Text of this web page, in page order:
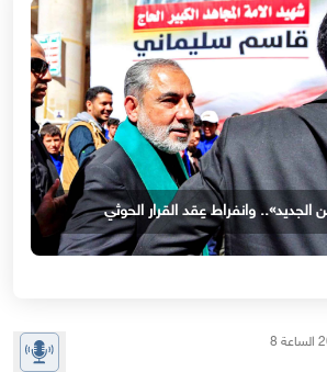
الجديد».. وانفراط عِقد القرار الحوثي
آخر تحديث في: 30-12-2023 الساعة 8